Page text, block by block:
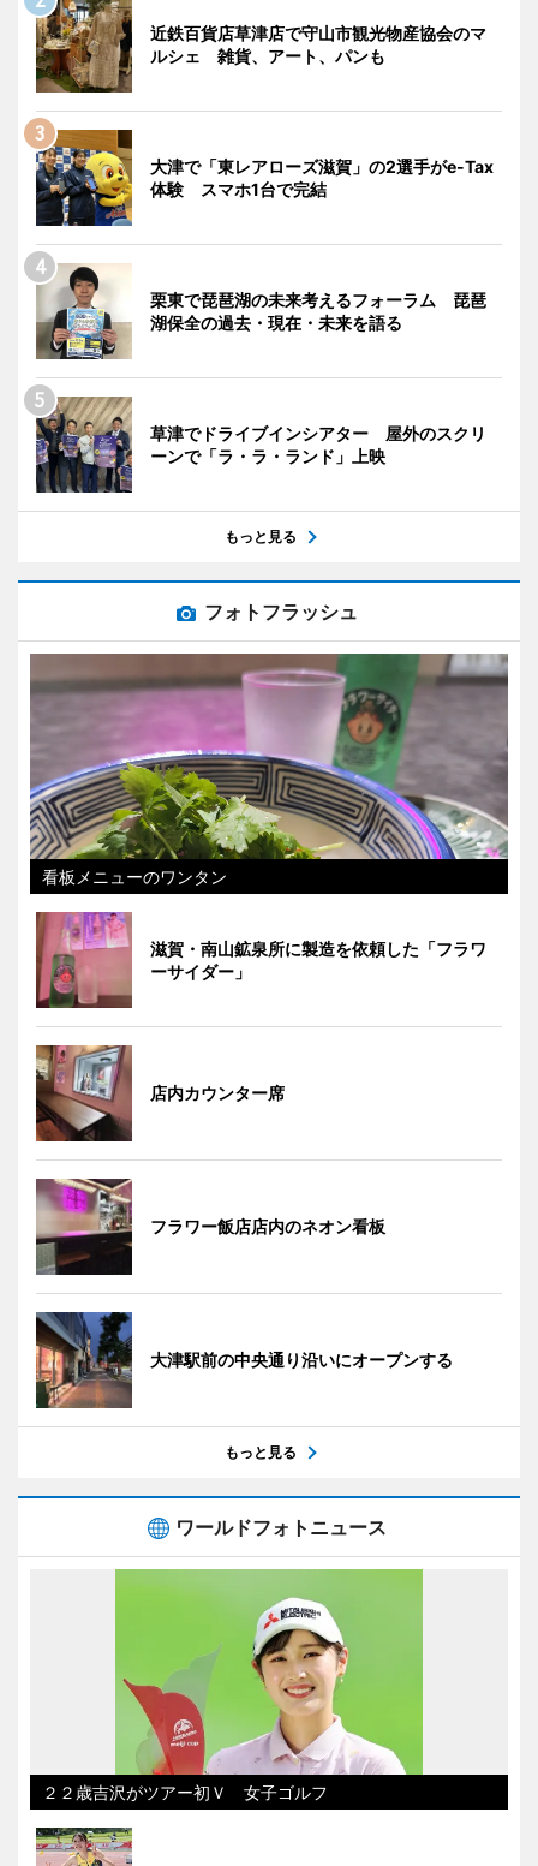
近鉄百貨店草津店で守山市観光物産協会のマ
ルシェ 雑貨、アート、パンも
大津で「東レアローズ滋賀」の2選手がe-Tax
体験 スマホ1台で完結
栗東で琵琶湖の未来考えるフォーラム 琵琶
湖保全の過去・現在・未来を語る
草津でドライブインシアター 屋外のスクリ
ーンで「ラ・ラ・ランド」上映
もっと見る
フォトフラッシュ
看板メニューのワンタン
滋賀・南山鉱泉所に製造を依頼した「フラワ
ーサイダー」
店内カウンター席
フラワー飯店店内のネオン看板
大津駅前の中央通り沿いにオープンする
もっと見る
ワールドフォトニュース
２２歳吉沢がツアー初Ｖ 女子ゴルフ